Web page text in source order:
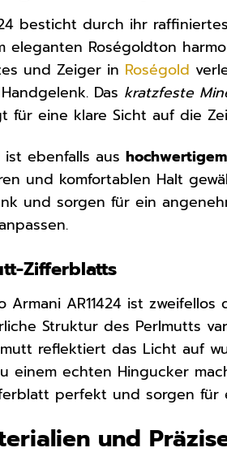
besticht durch ihr
eleganten Roségoldton
und Zeiger in Roségold
Das kratzfeste
für eine klare Sicht auf die
ist ebenfalls aus
und komfortablen Halt
und sorgen für ein
Zifferblatts
Armani AR11424 ist zweifellos
Struktur des Perlmutts
reflektiert das Licht auf
einem echten Hingucker
perfekt und sorgen für
und